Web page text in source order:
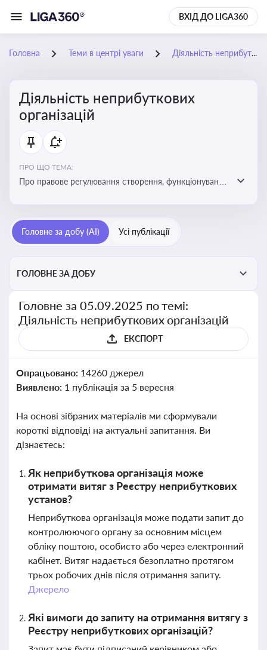
ВХІД ДО LIGA360
Головна Теми в центрі уваги Діяльність неприбуткових організацій
Діяльність неприбуткових
організацій
ПРО ЩО ТЕМА:
Про правове регулювання створення, функціонування
Головне за добу (AI) Усі публікації
ГОЛОВНЕ ЗА ДОБУ
Головне за 05.09.2025 по темі:
Діяльність неприбуткових організацій
ЕКСПОРТ
Опрацьовано: 14260 джерел
Виявлено: 1 публікація за 5 вересня
На основі зібраних матеріалів ми сформували
короткі відповіді на актуальні запитання. Ви
дізнаєтесь:
Як неприбуткова організація може
отримати витяг з Реєстру неприбуткових
установ?
Неприбуткова організація може подати запит до
контролюючого органу за основним місцем
обліку поштою, особисто або через електронний
кабінет. Витяг надається безоплатно протягом
трьох робочих днів після отримання запиту.
Джерело
Які вимоги до запиту на отримання витягу з
Реєстру неприбуткових організацій?